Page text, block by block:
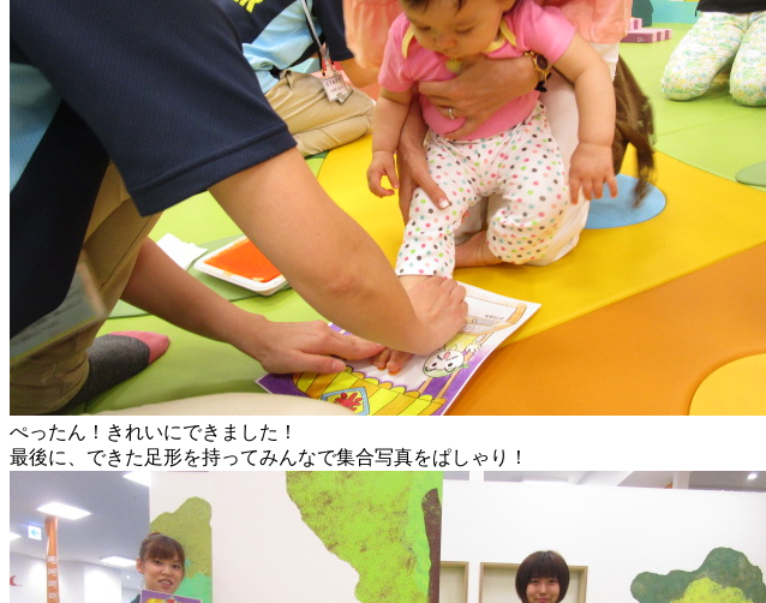
ぺったん！きれいにできました！
最後に、できた足形を持ってみんなで集合写真をぱしゃり！